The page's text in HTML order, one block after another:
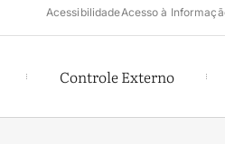
AcessibilidadeAcesso à
Controle Externo